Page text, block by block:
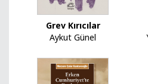
Grev Kırıcılar
Aykut Günel